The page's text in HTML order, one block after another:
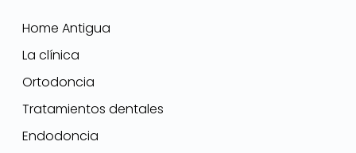
Home Antigua
La clínica
Ortodoncia
Tratamientos dentales
Endodoncia